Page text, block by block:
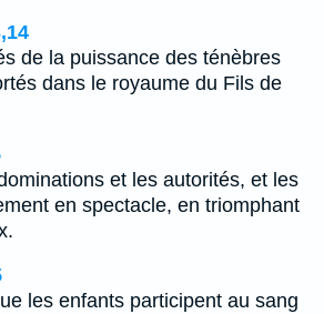
de la puissance des ténèbres
dans le royaume du Fils de
et les autorités, et les
en spectacle, en triomphant
les enfants participent au sang